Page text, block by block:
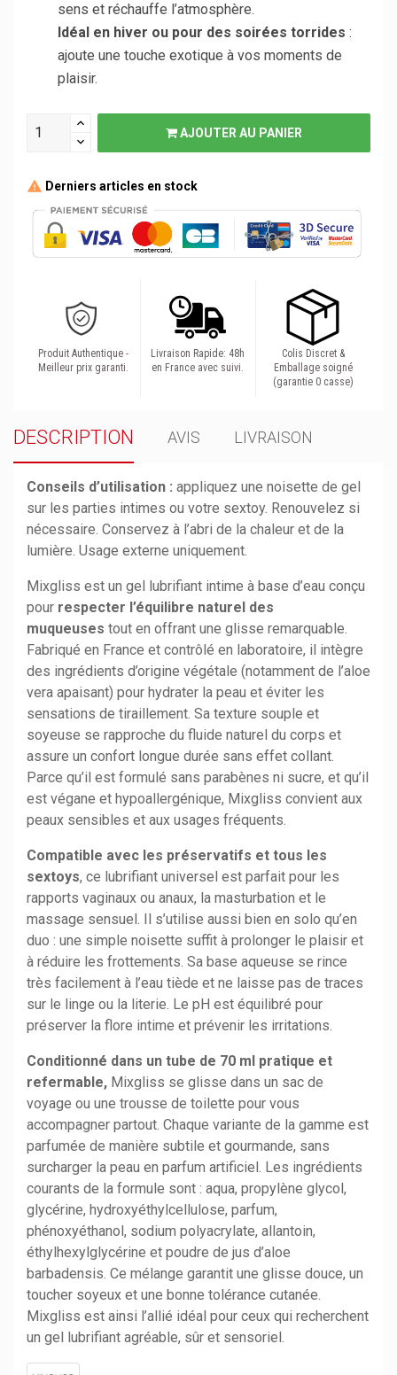
sens et réchauffe l’atmosphère.
Idéal en hiver ou pour des soirées torrides :
ajoute une touche exotique à vos moments de
plaisir.
AJOUTER AU PANIER
Derniers articles en stock
Produit Authentique -
Meilleur prix garanti.
Livraison Rapide: 48h
en France avec suivi.
Colis Discret &
Emballage soigné
(garantie 0 casse)
DESCRIPTION AVIS LIVRAISON
Conseils d’utilisation : appliquez une noisette de gel
sur les parties intimes ou votre sextoy. Renouvelez si
nécessaire. Conservez à l’abri de la chaleur et de la
lumière. Usage externe uniquement.
Mixgliss est un gel lubrifiant intime à base d’eau conçu
pour respecter l’équilibre naturel des
muqueuses tout en offrant une glisse remarquable.
Fabriqué en France et contrôlé en laboratoire, il intègre
des ingrédients d’origine végétale (notamment de l’aloe
vera apaisant) pour hydrater la peau et éviter les
sensations de tiraillement. Sa texture souple et
soyeuse se rapproche du fluide naturel du corps et
assure un confort longue durée sans effet collant.
Parce qu’il est formulé sans parabènes ni sucre, et qu’il
est végane et hypoallergénique, Mixgliss convient aux
peaux sensibles et aux usages fréquents.
Compatible avec les préservatifs et tous les
sextoys, ce lubrifiant universel est parfait pour les
rapports vaginaux ou anaux, la masturbation et le
massage sensuel. Il s’utilise aussi bien en solo qu’en
duo : une simple noisette suffit à prolonger le plaisir et
à réduire les frottements. Sa base aqueuse se rince
très facilement à l’eau tiède et ne laisse pas de traces
sur le linge ou la literie. Le pH est équilibré pour
préserver la flore intime et prévenir les irritations.
Conditionné dans un tube de 70 ml pratique et
refermable, Mixgliss se glisse dans un sac de
voyage ou une trousse de toilette pour vous
accompagner partout. Chaque variante de la gamme est
parfumée de manière subtile et gourmande, sans
surcharger la peau en parfum artificiel. Les ingrédients
courants de la formule sont : aqua, propylène glycol,
glycérine, hydroxyéthylcellulose, parfum,
phénoxyéthanol, sodium polyacrylate, allantoin,
éthylhexylglycérine et poudre de jus d’aloe
barbadensis. Ce mélange garantit une glisse douce, un
toucher soyeux et une bonne tolérance cutanée.
Mixgliss est ainsi l’allié idéal pour ceux qui recherchent
un gel lubrifiant agréable, sûr et sensoriel.